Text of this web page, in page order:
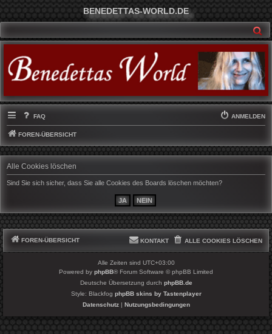
BENEDETTAS-WORLD.DE
FAQ ANMELDEN
FOREN-ÜBERSICHT
Alle Cookies löschen
Sind Sie sich sicher, dass Sie alle Cookies des Boards löschen möchten?
FOREN-ÜBERSICHT ALLE COOKIES LÖSCHEN
KONTAKT
Alle Zeiten sind UTC+03:00
Powered by phpBB® Forum Software © phpBB Limited
Deutsche Übersetzung durch phpBB.de
Style: Blackfog phpBB skins by Tastenplayer
Datenschutz| Nutzungsbedingungen